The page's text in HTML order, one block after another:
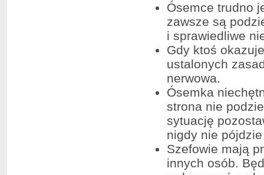
Ósemce trudno
zawsze są
i sprawiedliwe
Gdy ktoś
ustalonych
nerwowa.
Ósemka
strona nie
sytuację
nigdy nie
Szefowie mają
innych osób.